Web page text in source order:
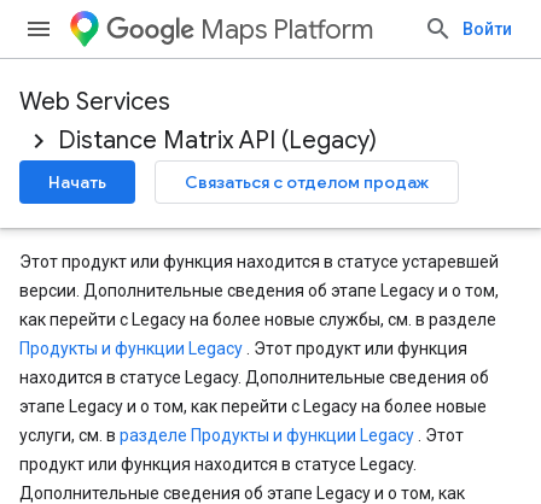
Maps Platform Войти
Web Services
Distance Matrix API (Legacy)
Начать Связаться с отделом продаж
Этот продукт или функция находится в статусе устаревшей
версии. Дополнительные сведения об этапе Legacy и о том,
как перейти с Legacy на более новые службы, см. в разделе
Продукты и функции Legacy . Этот продукт или функция
находится в статусе Legacy. Дополнительные сведения об
этапе Legacy и о том, как перейти с Legacy на более новые
услуги, см. в разделе Продукты и функции Legacy . Этот
продукт или функция находится в статусе Legacy.
Дополнительные сведения об этапе Legacy и о том, как